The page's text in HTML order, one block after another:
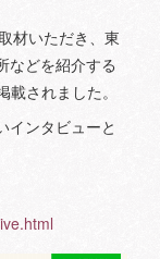
材いただき、東
などを紹介する
載されました。
インタビューと